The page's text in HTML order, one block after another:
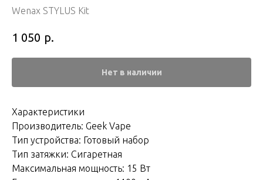
Wenax STYLUS Kit
1 050 р.
Нет в наличии
Характеристики
Производитель: Geek Vape
Тип устройства: Готовый набор
Тип затяжки: Сигаретная
Максимальная мощность: 15 Вт